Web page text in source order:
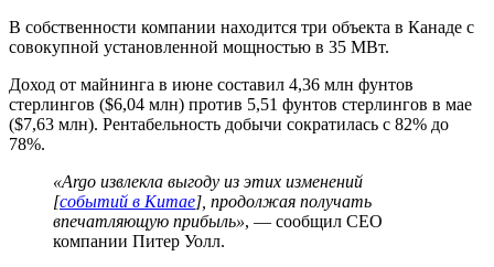
В собственности компании находится три объекта в Канаде с
совокупной установленной мощностью в 35 МВт.
Доход от майнинга в июне составил 4,36 млн фунтов
стерлингов ($6,04 млн) против 5,51 фунтов стерлингов в мае
($7,63 млн). Рентабельность добычи сократилась с 82% до
78%.
«Argo извлекла выгоду из этих изменений
[событий в Китае], продолжая получать
впечатляющую прибыль», — сообщил CEO
компании Питер Уолл.